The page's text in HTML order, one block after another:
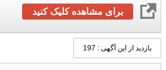
برای مشاهده کلیک کنید
بازدید از این آگهی : 197